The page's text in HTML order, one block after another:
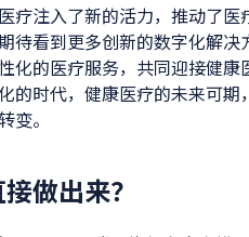
疗注入了新的活力，推动了医
待看到更多创新的数字化解决
化的医疗服务，共同迎接健康
的时代，健康医疗的未来可期
变。
做出来？